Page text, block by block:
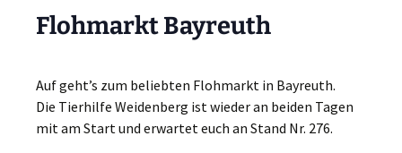
Flohmarkt Bayreuth
Auf geht’s zum beliebten Flohmarkt in Bayreuth.
Die Tierhilfe Weidenberg ist wieder an beiden Tagen
mit am Start und erwartet euch an Stand Nr. 276.